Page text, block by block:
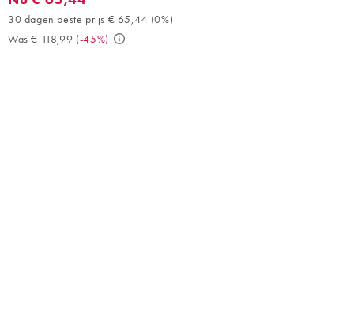
30 dagen beste prijs € 65,44 (0%)
Was € 118,99 (-45%)